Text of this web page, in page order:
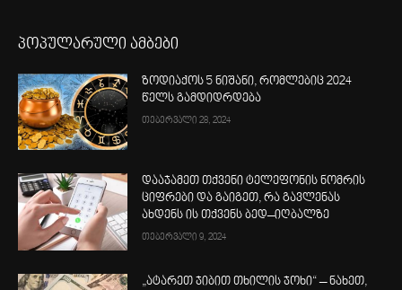
პოპულარული ამბები
ზოდიაქოს 5 ნიშანი, რომლებიც 2024
წელს გამდიდრდება
თებერვალი 28, 2024
დააჯამეთ თქვენი ტელეფონის ნომრის
ციფრები და გაიგეთ, რა გავლენას
ახდენს ის თქვენს ბედ–იღბალზე
თებერვალი 9, 2024
„ატარეთ ჯიბით თხილის ჯოხი“ – ნახეთ,